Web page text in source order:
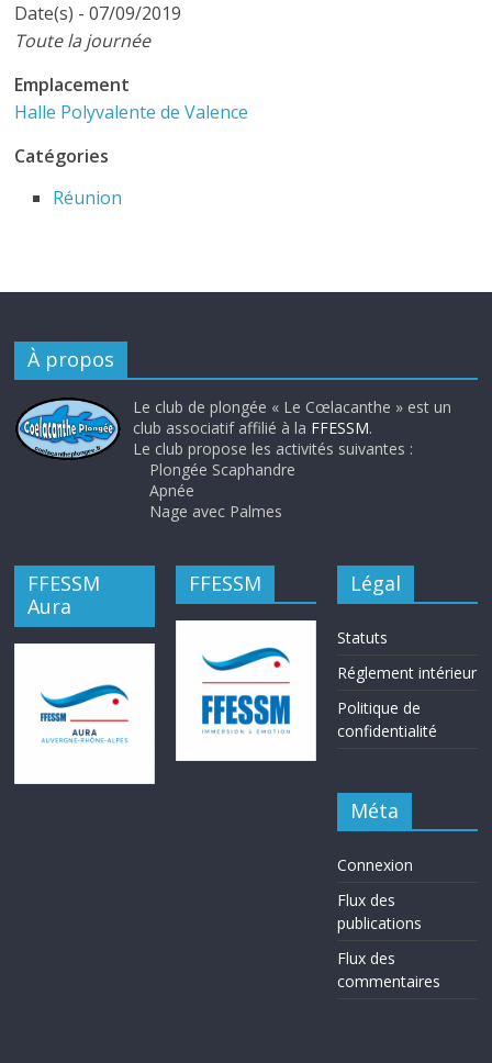
Date(s) - 07/09/2019
Toute la journée
Emplacement
Halle Polyvalente de Valence
Catégories
Réunion
À propos
Le club de plongée « Le Cœlacanthe » est un
club associatif affilié à la FFESSM.
Le club propose les activités suivantes :
Plongée Scaphandre
Apnée
Nage avec Palmes
FFESSM
Aura
FFESSM Légal
Statuts
Réglement intérieur
Politique de
confidentialité
Méta
Connexion
Flux des
publications
Flux des
commentaires